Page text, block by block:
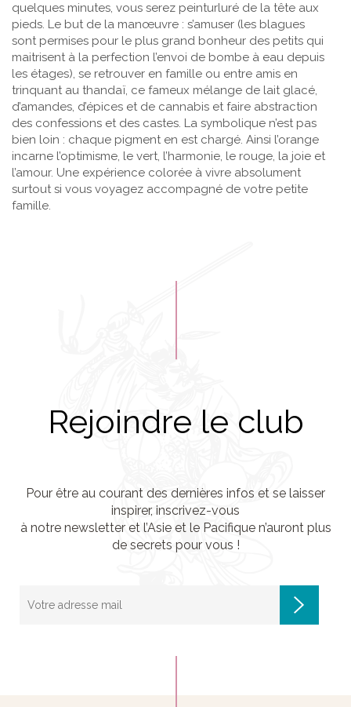
quelques minutes, vous serez peinturluré de la tête aux
pieds. Le but de la manœuvre : s’amuser (les blagues
sont permises pour le plus grand bonheur des petits qui
maitrisent à la perfection l’envoi de bombe à eau depuis
les étages), se retrouver en famille ou entre amis en
trinquant au thandaï, ce fameux mélange de lait glacé,
d’amandes, d’épices et de cannabis et faire abstraction
des confessions et des castes. La symbolique n’est pas
bien loin : chaque pigment en est chargé. Ainsi l’orange
incarne l’optimisme, le vert, l’harmonie, le rouge, la joie et
l’amour. Une expérience colorée à vivre absolument
surtout si vous voyagez accompagné de votre petite
famille.
Rejoindre le club
Pour être au courant des dernières infos et se laisser
inspirer, inscrivez-vous
à notre newsletter et l’Asie et le Pacifique n’auront plus
de secrets pour vous !